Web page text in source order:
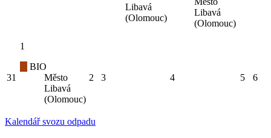
Libavá
(Olomouc)
Libavá
(Olomouc)
31
1
BIO
Město
Libavá
(Olomouc)
2 3 4 5 6
Kalendář svozu odpadu